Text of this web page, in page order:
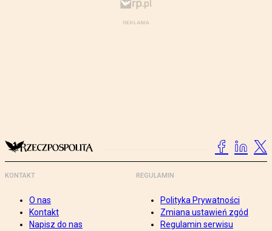
KONTAKT
O nas
Kontakt
Napisz do nas
REGULAMIN
Polityka Prywatności
Zmiana ustawień zgód
Regulamin serwisu